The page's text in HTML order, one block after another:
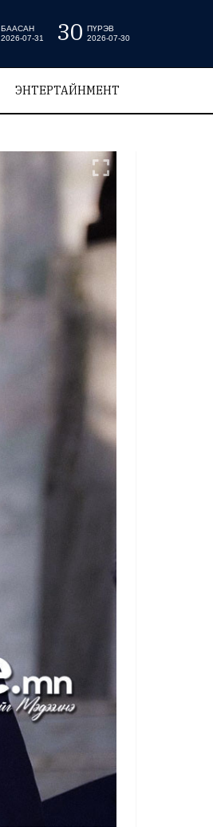
БААСАН
2026-07-31
30 ПҮРЭВ
2026-07-30
ЭНТЕРТАЙНМЕНТ